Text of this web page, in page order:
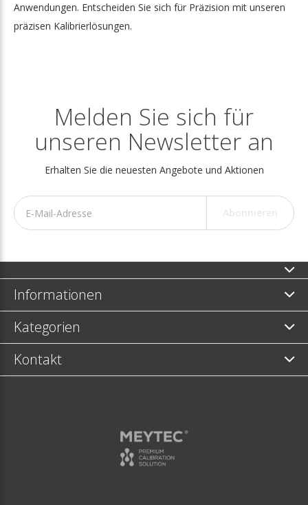
Anwendungen. Entscheiden Sie sich für Präzision mit unseren
präzisen Kalibrierlösungen.
Melden Sie sich für
unseren Newsletter an
Erhalten Sie die neuesten Angebote und Aktionen
Informationen
Kategorien
Kontakt